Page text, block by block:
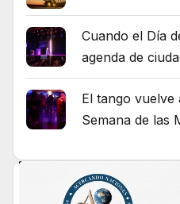
Cuando el Día
agenda de
El tango vuelve
Semana de las